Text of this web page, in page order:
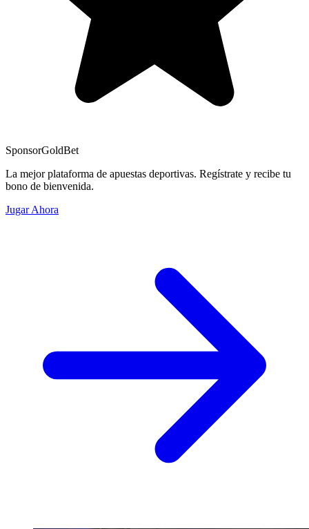
SponsorGoldBet
La mejor plataforma de apuestas deportivas. Regístrate y recibe tu
bono de bienvenida.
Jugar Ahora